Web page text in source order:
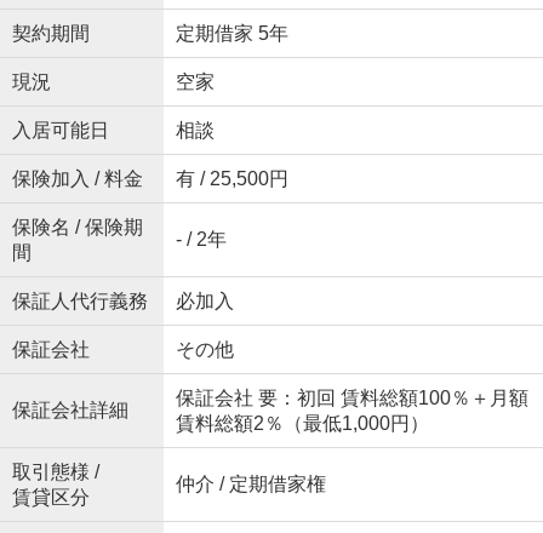
契約期間 定期借家 5年
現況 空家
入居可能日 相談
保険加入 / 料金 有 / 25,500円
保険名 / 保険期
間
- / 2年
保証人代行義務 必加入
保証会社 その他
保証会社詳細
保証会社 要：初回 賃料総額100％＋月額
賃料総額2％（最低1,000円）
取引態様 /
賃貸区分
仲介 / 定期借家権